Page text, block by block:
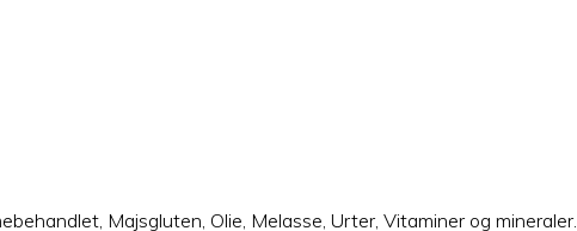
Majsgluten, Olie, Melasse, Urter, Vitaminer og mineraler.